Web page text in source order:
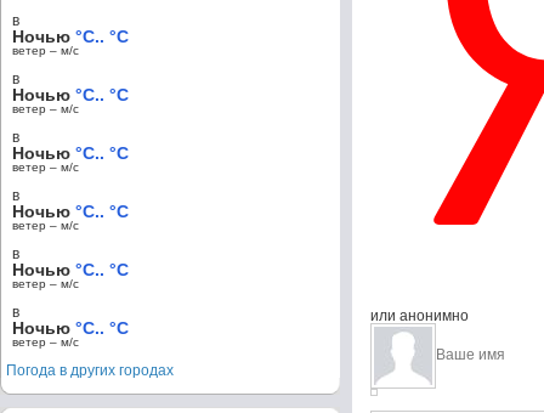
или анонимно
в
Ночью °C.. °C
ветер – м/c
в
Ночью °C.. °C
ветер – м/c
в
Ночью °C.. °C
ветер – м/c
в
Ночью °C.. °C
ветер – м/c
в
Ночью °C.. °C
ветер – м/c
в
Ночью °C.. °C
ветер – м/c
Погода в других городах